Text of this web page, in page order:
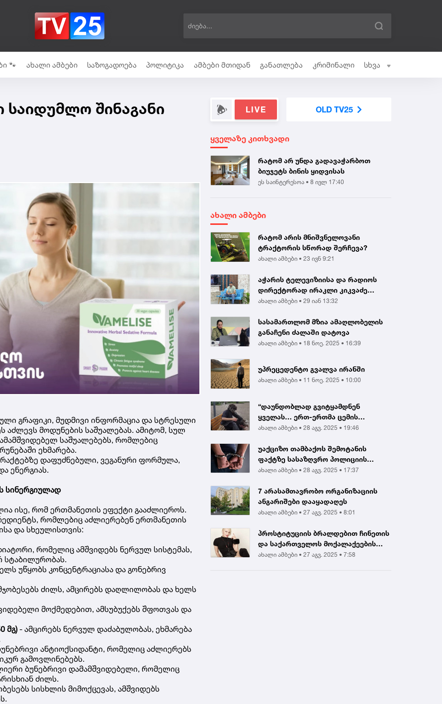
🐾 ახალი ამბები საზოგადოება პოლიტიკა ამბები მთიდან განათლება კრიმინალი სხვა
საიდუმლო შინაგანი
გრაფიკი, მუდმივი ინფორმაცია და სტრესული
მოდუნების საშუალებას. ამიტომ, სულ
საშუალებებს, რომლებიც
ეხმარება.
დაფუძნებული, ვეგანური ფორმულა,
ენერგიას.
სინერგიულად
ისე, რომ ერთმანეთის ეფექტი გააძლიეროს.
რომლებიც აძლიერებენ ერთმანეთის
და სხეულისთვის:
რომელიც ამშვიდებს ნერვულ სისტემას,
სტაბილურობას.
უწყობს კონცენტრაციასა და გონებრივ
ძილს, ამცირებს დაღლილობას და ხელს
მოქმედებით, ამსუბუქებს შფოთვას და
მგ) - ამცირებს ნერვულ დაძაბულობას, ეხმარება
ანტიოქსიდანტი, რომელიც აძლიერებს
გამოვლინებებს.
ბუნებრივი დამამშვიდებელი, რომელიც
ძილს.
სისხლის მიმოქცევას, ამშვიდებს
LIVE OLD TV25
ყველაზე კითხვადი
რატომ არ უნდა გადავაჭარბოთ
ბიუჯეტს ბინის ყიდვისას
ეს საინტერესოა • 8 ივლ 17:40
ახალი ამბები
რატომ არის მნიშვნელოვანი
ტრაქტორის სწორად შერჩევა?
ახალი ამბები • 23 ივნ 9:21
აჭარის ტელევიზიისა და რადიოს
დირექტორად ირაკლი კიკვაძე
აირჩიეს
ახალი ამბები • 29 იან 13:32
სასამართლომ მზია ამაღლობელის
განაჩენი ძალაში დატოვა
ახალი ამბები • 18 ნოე. 2025 • 16:39
უპრეცედენტო გვალვა ირანში
ახალი ამბები • 11 ნოე. 2025 • 10:00
“დაუნდობლად გვიტყამდნენ
ყველას… ერთ-ერთმა ცემის
შედეგად გონება დაკარგა...
ახალი ამბები • 28 აგვ. 2025 • 19:46
უაქციზო თამბაქოს შემოტანის
ფაქტზე სასაზღვრო პოლიციის
ინსპექტორი და ერთ...
ახალი ამბები • 28 აგვ. 2025 • 17:37
7 არასამთავრობო ორგანიზაციის
ანგარიშები დააყადაღეს
ახალი ამბები • 27 აგვ. 2025 • 8:01
პროსტიტუციის ბრალდებით ჩინეთის
და საქართველოს მოქალაქეების
დააკავეს |...
ახალი ამბები • 27 აგვ. 2025 • 7:58